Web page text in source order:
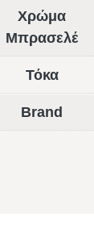
Χρώμα
Μπρασελέ
Τόκα
Brand